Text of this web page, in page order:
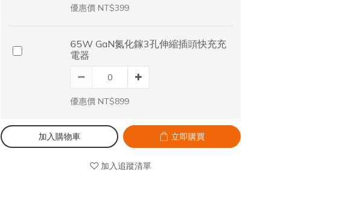
優惠價 NT$399
65W GaN氮化鎵3孔伸縮插頭快充充
電器
優惠價 NT$899
加入購物車 立即購買
加入追蹤清單